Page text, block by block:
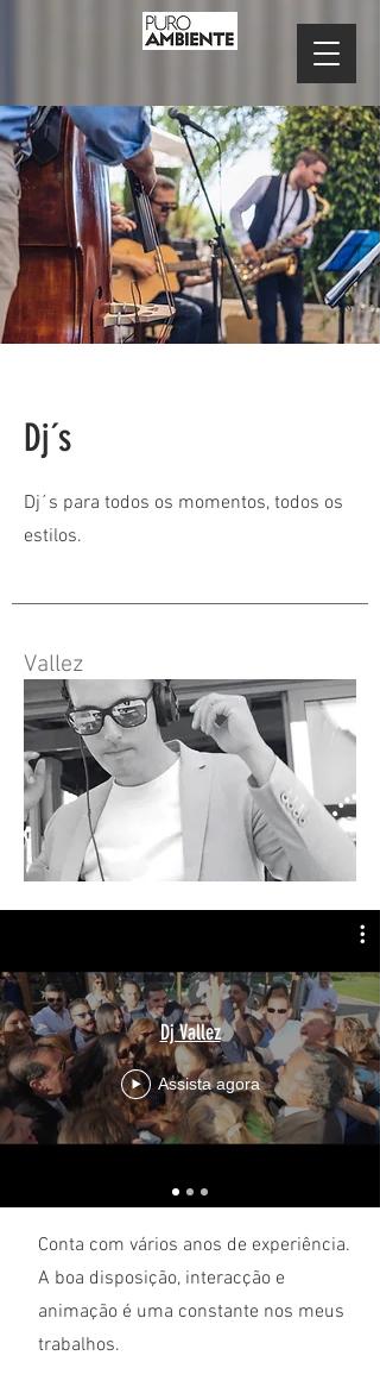
Dj´s
Dj´s para todos os momentos, todos os
estilos.
Vallez
Dj Vallez
Assista agora
Conta com vários anos de experiência.
A boa disposição, interacção e
animação é uma constante nos meus
trabalhos.